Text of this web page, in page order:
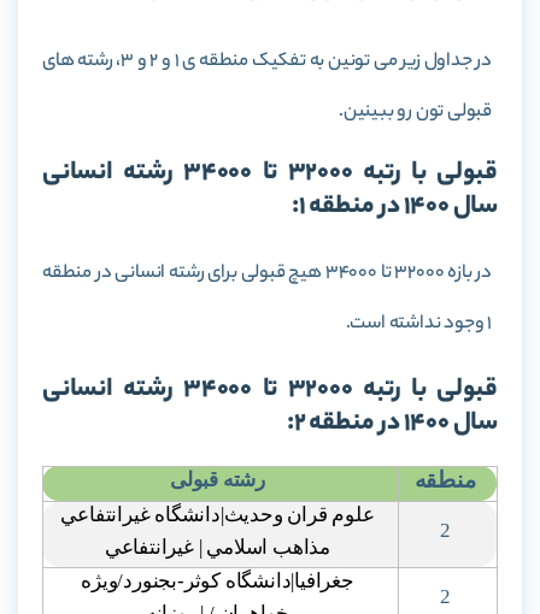
در جداول زیر می تونین به تفکیک منطقه ی 1 و 2 و 3، رشته های
قبولی تون رو ببینین.
قبولی با رتبه 32000 تا 34000 رشته انسانی
سال 1400 در منطقه 1:
در بازه 32000 تا 34000 هیچ قبولی برای رشته انسانی در منطقه
1 وجود نداشته است.
قبولی با رتبه 32000 تا 34000 رشته انسانی
سال 1400 در منطقه 2:
منطقه رشته قبولی
2
علوم قران وحديث|دانشگاه غيرانتفاعي
مذاهب اسلامي | غيرانتفاعي
2
جغرافيا|دانشگاه کوثر-بجنورد/ويژه